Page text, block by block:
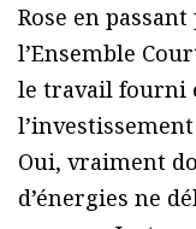
Rose en
l’Ensemble
le travail fourni
Oui, vraiment
d’énergies ne